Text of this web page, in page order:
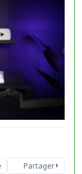
Partager